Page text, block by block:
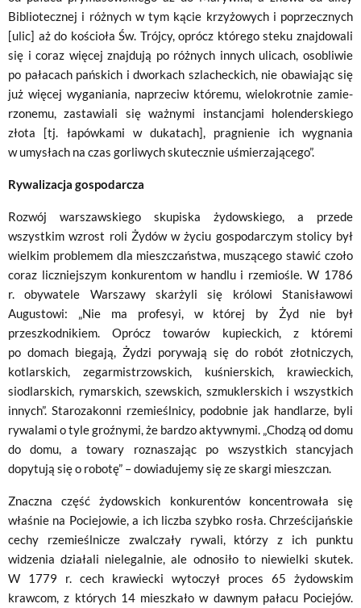
Bibliotecznej i różnych w tym kącie krzyżowych i poprzecz­nych
[ulic] aż do kościoła Św. Trójcy, oprócz którego steku znajdowali
się i coraz więcej znajdują po różnych innych ulicach, osobliwie
po pałacach pańskich i dworkach szlacheckich, nie obawiając się
już więcej wyganiania, naprzeciw któremu, wielokrotnie zamie­
rzonemu, zastawiali się ważnymi instancjami holenderskiego
złota [tj. łapówkami w dukatach], pragnienie ich wygnania
w umysłach na czas gorliwych skutecz­nie uśmierzającego”.
Rywalizacja gospodarcza
Rozwój warszawskiego skupiska żydowskiego, a przede
wszystkim wzrost roli Żydów w życiu gospodarczym stolicy był
wielkim problemem dla mieszczaństwa, muszącego stawić czoło
coraz liczniejszym konkurentom w handlu i rzemiośle. W 1786
r. obywatele Warszawy skarżyli się królowi Stanisławowi
Augustowi: „Nie ma profesyi, w której by Żyd nie był
przeszkodnikiem. Oprócz towarów kupieckich, z któremi
po domach biegają, Żydzi porywają się do robót złotniczych,
kotlarskich, zegarmistrzowskich, kuśnierskich, krawieckich,
siodlarskich, rymarskich, szewskich, szmuklerskich i wszystkich
innych”. Starozakonni rzemieślnicy, podobnie jak handlarze, byli
rywalami o tyle groźnymi, że bardzo aktywnymi. „Chodzą od domu
do domu, a towary roznaszając po wszystkich stancyjach
dopytują się o robotę” – dowiadujemy się ze skargi mieszczan.
Znaczna część żydowskich konkurentów koncentrowała się
właśnie na Pociejowie, a ich liczba szybko rosła. Chrześcijańskie
cechy rzemieślnicze zwalczały rywali, którzy z ich punktu
widzenia działali nielegalnie, ale odnosiło to niewielki skutek.
W 1779 r. cech krawiecki wytoczył proces 65 żydowskim
krawcom, z których 14 mieszkało w dawnym pałacu Pociejów.